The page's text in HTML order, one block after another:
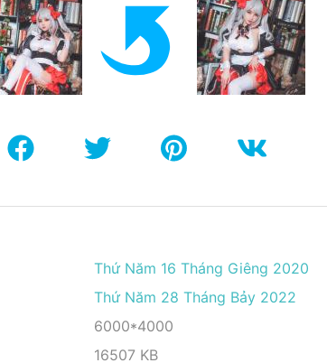
Thứ Năm 16 Tháng Giêng 2020
Thứ Năm 28 Tháng Bảy 2022
6000*4000
16507 KB